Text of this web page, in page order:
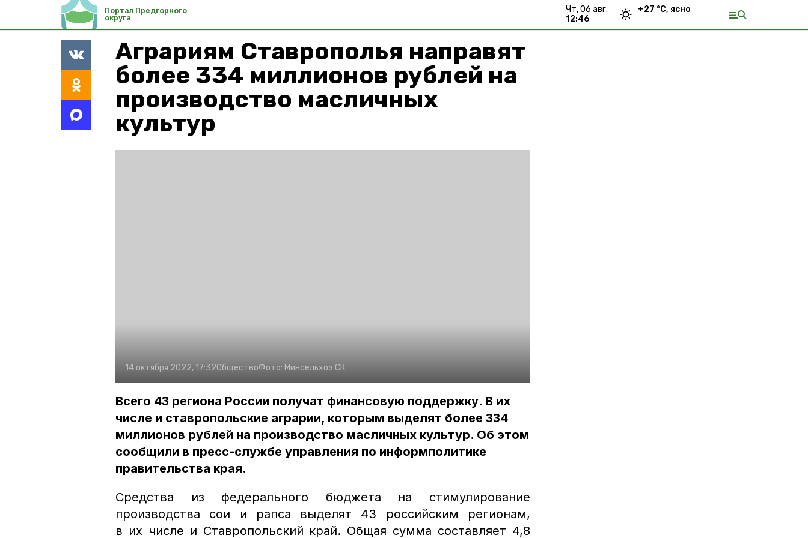
Портал Предгорного
округа
чт, 06 авг.
12:46
+27 °С, ясно
Аграриям Ставрополья направят
более 334 миллионов рублей на
производство масличных
культур
14 октября 2022, 17:32ОбществоФото: Минсельхоз СК
Всего 43 региона России получат финансовую поддержку. В их
числе и ставропольские аграрии, которым выделят более 334
миллионов рублей на производство масличных культур. Об этом
сообщили в пресс-службе управления по информполитике
правительства края.
Средства из федерального бюджета на стимулирование
производства сои и рапса выделят 43 российским регионам,
в их числе и Ставропольский край. Общая сумма составляет 4,8